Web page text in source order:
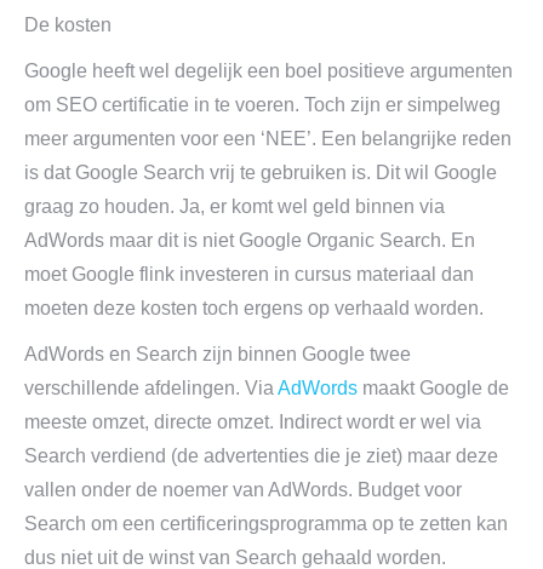
De kosten
Google heeft wel degelijk een boel positieve argumenten
om SEO certificatie in te voeren. Toch zijn er simpelweg
meer argumenten voor een ‘NEE’. Een belangrijke reden
is dat Google Search vrij te gebruiken is. Dit wil Google
graag zo houden. Ja, er komt wel geld binnen via
AdWords maar dit is niet Google Organic Search. En
moet Google flink investeren in cursus materiaal dan
moeten deze kosten toch ergens op verhaald worden.
AdWords en Search zijn binnen Google twee
verschillende afdelingen. Via AdWords maakt Google de
meeste omzet, directe omzet. Indirect wordt er wel via
Search verdiend (de advertenties die je ziet) maar deze
vallen onder de noemer van AdWords. Budget voor
Search om een certificeringsprogramma op te zetten kan
dus niet uit de winst van Search gehaald worden.